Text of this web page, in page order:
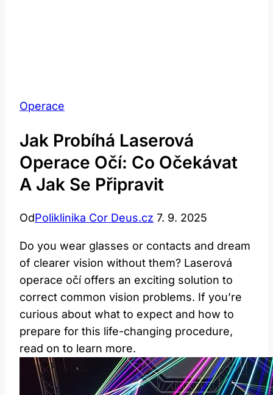
Operace
Jak Probíhá Laserová
Operace Očí: Co Očekávat
A Jak Se Připravit
OdPoliklinika Cor Deus.cz 7. 9. 2025
Do you ⁢wear ‍glasses⁤ or contacts and⁣ dream‍
of clearer vision ⁤without them? Laserová
‌operace ‌očí offers ⁤an exciting solution to
correct common ‌vision‍ problems.⁤ If you’re
curious about what to⁤ expect and ⁣how ⁤to
⁣prepare for this life-changing procedure,‍
read on to learn more.